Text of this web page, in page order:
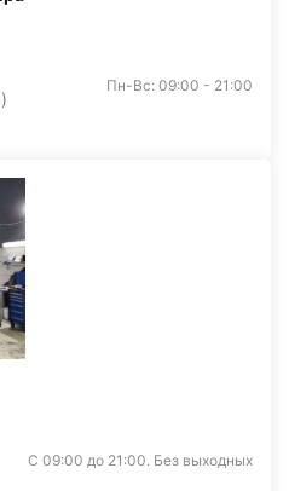
Пн-Вс: 09:00 - 21:00
С 09:00 до 21:00. Без выходных